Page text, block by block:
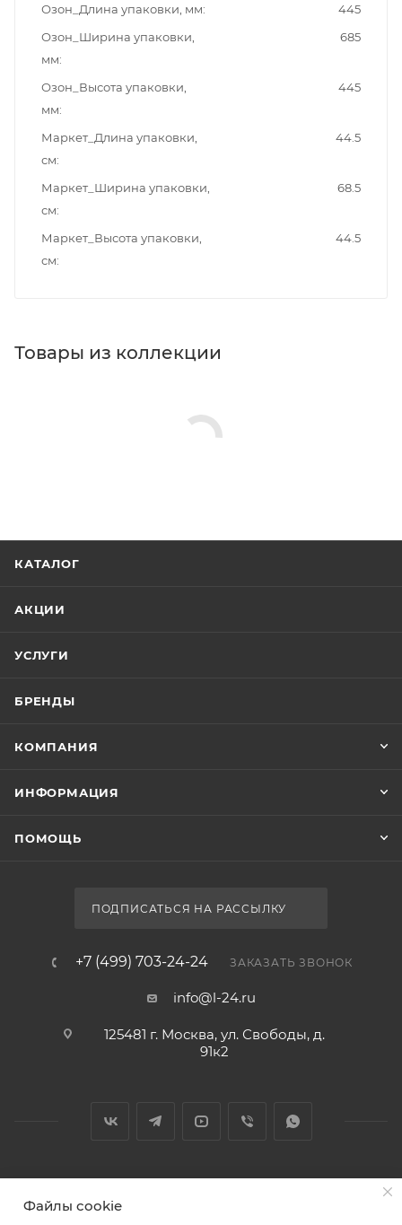
Озон_Длина упаковки, мм
445
Озон_Ширина упаковки,
мм
685
Озон_Высота упаковки,
мм
445
Маркет_Длина упаковки,
см
44.5
Маркет_Ширина упаковки,
см
68.5
Маркет_Высота упаковки,
см
44.5
Товары из коллекции
КАТАЛОГ
АКЦИИ
УСЛУГИ
БРЕНДЫ
КОМПАНИЯ
ИНФОРМАЦИЯ
ПОМОЩЬ
ПОДПИСАТЬСЯ НА РАССЫЛКУ
+7 (499) 703-24-24 ЗАКАЗАТЬ ЗВОНОК
info@l-24.ru
125481 г. Москва, ул. Свободы, д.
91к2
Файлы cookie